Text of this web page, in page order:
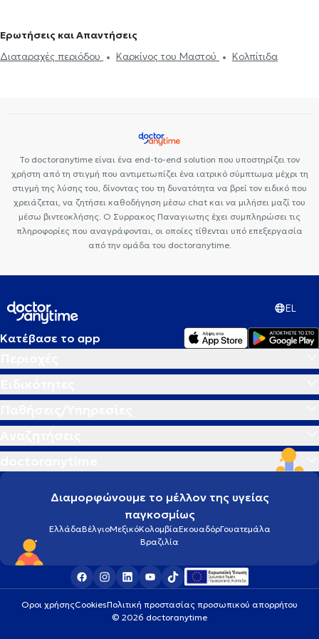
Ερωτήσεις και Απαντήσεις
Διαταραχές περιόδου
Καρκίνος του Μαστού Κολπίτιδα
Το doctoranytime είναι ένα end-to-end solution που υποστηρίζει τον
χρήστη από τη στιγμή που αντιμετωπίζει ένα ιατρικό σύμπτωμα μέχρι τη
στιγμή της λύσης του, δίνοντας του τη δυνατότητα να βρεί τον ειδικό που
χρειάζεται, να ζητήσει καθοδήγηση μέσω chat και να μιλήσει μαζί του
μέσω βιντεοκλήσης. Ο Συρρακος Παναγιωτης έχει συμπληρώσει τις
πληροφορίες που αναγράφονται, οι οποίες τίθενται υπό επεξεργασία
από την ομάδα του doctoranytime.
EL
Κατέβασε το app
Διαμορφώνουμε το μέλλον της υγείας
παγκοσμίως
ΕλλάδαΒέλγιοΜεξικόΚολομβίαΕκουαδόρΓουατεμάλα
Βραζιλία
Οροι χρήσηςCookiesΠολιτική προστασίας προσωπικού απορρήτου
© 2026 doctoranytime